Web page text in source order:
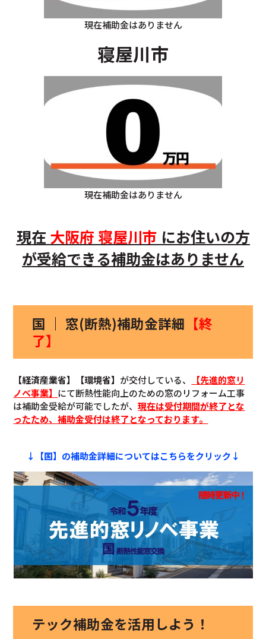
現在補助金はありません
寝屋川市
現在補助金はありません
現在 大阪府 寝屋川市 にお住いの方
が受給できる補助金はありません
国 ｜ 窓(断熱)補助金詳細 【終
了】
【経済産業省】【環境省】 が交付している、
【先進的窓リ
ノベ事業】 にて断熱性能向上のための窓のリフォーム工事
は補助金受給が可能でしたが、現在は受付期間が終了とな
ったため、補助金受付は終了となっております。
↓【国】の補助金詳細についてはこちらをクリック↓
テック補助金を活用しよう！